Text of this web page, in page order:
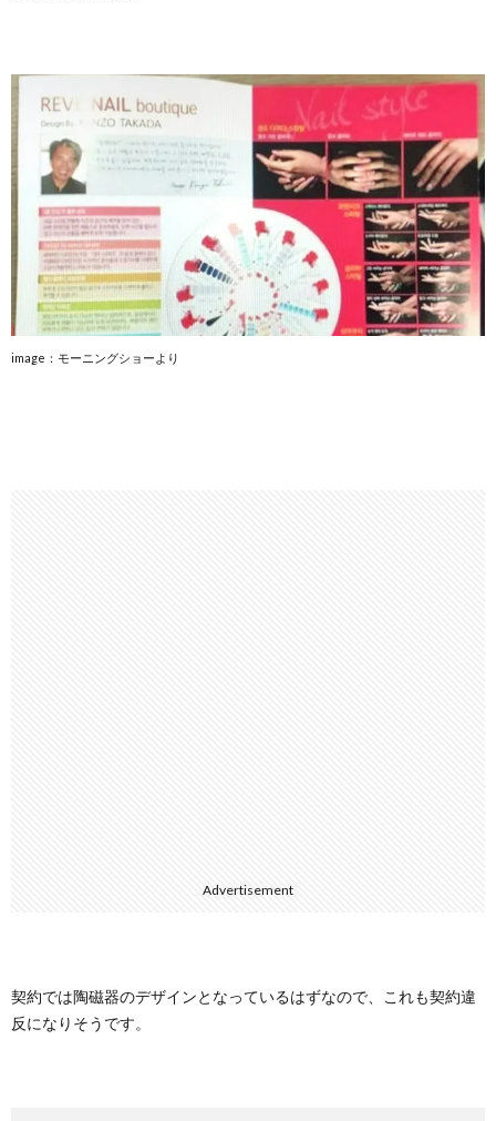
image：モーニングショーより
Advertisement
契約では陶磁器のデザインとなっているはずなので、これも契約違
反になりそうです。